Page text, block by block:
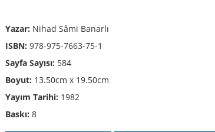
Yazar: Nihad Sâmi Banarlı
ISBN: 978-975-7663-75-1
Sayfa Sayısı: 584
Boyut: 13.50cm x 19.50cm
Yayım Tarihi: 1982
Baskı: 8